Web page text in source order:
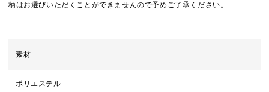
柄はお選びいただくことができませんので予めご了承ください。
素材
ポリエステル